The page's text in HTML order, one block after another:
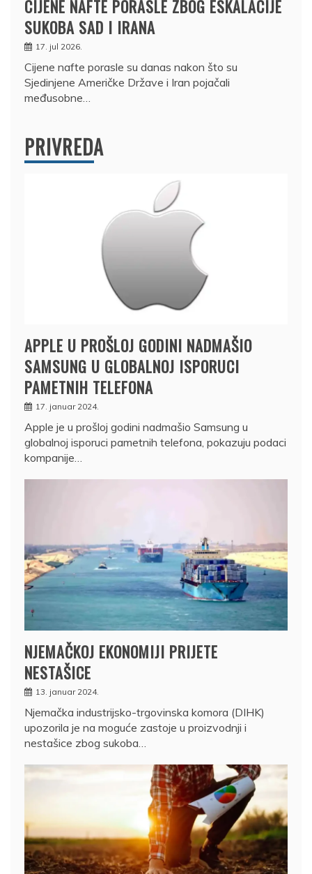
CIJENE NAFTE PORASLE ZBOG ESKALACIJE
SUKOBA SAD I IRANA
17. jul 2026.
Cijene nafte porasle su danas nakon što su
Sjedinjene Američke Države i Iran pojačali
međusobne…
PRIVREDA
APPLE U PROŠLOJ GODINI NADMAŠIO
SAMSUNG U GLOBALNOJ ISPORUCI
PAMETNIH TELEFONA
17. januar 2024.
Apple je u prošloj godini nadmašio Samsung u
globalnoj isporuci pametnih telefona, pokazuju podaci
kompanije…
NJEMAČKOJ EKONOMIJI PRIJETE
NESTAŠICE
13. januar 2024.
Njemačka industrijsko-trgovinska komora (DIHK)
upozorila je na moguće zastoje u proizvodnji i
nestašice zbog sukoba…